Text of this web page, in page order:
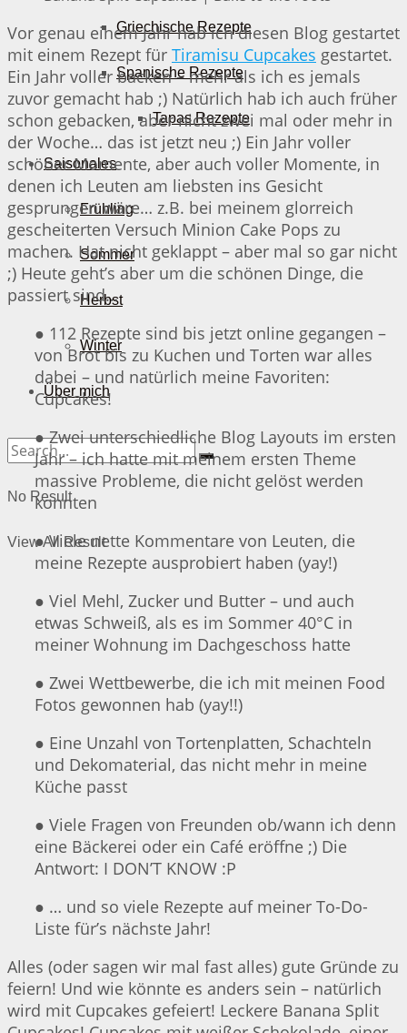
Griechische Rezepte
Spanische Rezepte
Tapas Rezepte
Saisonales
Frühling
Sommer
Herbst
Winter
Über mich
No Result
View All Result
Vor genau einem Jahr hab ich diesen Blog gestartet
mit einem Rezept für Tiramisu Cupcakes gestartet.
Ein Jahr voller backen – mehr als ich es jemals
zuvor gemacht hab ;) Natürlich hab ich auch früher
schon gebacken, aber nicht zwei mal oder mehr in
der Woche… das ist jetzt neu ;) Ein Jahr voller
schöner Momente, aber auch voller Momente, in
denen ich Leuten am liebsten ins Gesicht
gesprungen wäre… z.B. bei meinem glorreich
gescheiterten Versuch Minion Cake Pops zu
machen. Hat nicht geklappt – aber mal so gar nicht
;) Heute geht’s aber um die schönen Dinge, die
passiert sind…
● 112 Rezepte sind bis jetzt online gegangen –
von Brot bis zu Kuchen und Torten war alles
dabei – und natürlich meine Favoriten:
Cupcakes!
● Zwei unterschiedliche Blog Layouts im ersten
Jahr – ich hatte mit meinem ersten Theme
massive Probleme, die nicht gelöst werden
konnten
● Viele nette Kommentare von Leuten, die
meine Rezepte ausprobiert haben (yay!)
● Viel Mehl, Zucker und Butter – und auch
etwas Schweiß, als es im Sommer 40°C in
meiner Wohnung im Dachgeschoss hatte
● Zwei Wettbewerbe, die ich mit meinen Food
Fotos gewonnen hab (yay!!)
● Eine Unzahl von Tortenplatten, Schachteln
und Dekomaterial, das nicht mehr in meine
Küche passt
● Viele Fragen von Freunden ob/wann ich denn
eine Bäckerei oder ein Café eröffne ;) Die
Antwort: I DON’T KNOW :P
● … und so viele Rezepte auf meiner To-Do-
Liste für’s nächste Jahr!
Alles (oder sagen wir mal fast alles) gute Gründe zu
feiern! Und wie könnte es anders sein – natürlich
wird mit Cupcakes gefeiert! Leckere Banana Split